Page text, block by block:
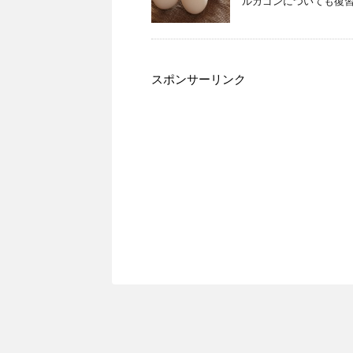
スポンサーリンク